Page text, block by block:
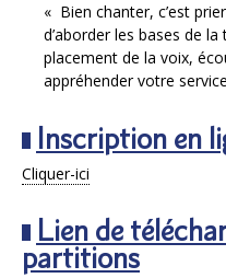
« Bien chanter, c’est
d’aborder les bases de
placement de la voix,
appréhender votre
Inscription en
Cliquer-ici
Lien de
partitions